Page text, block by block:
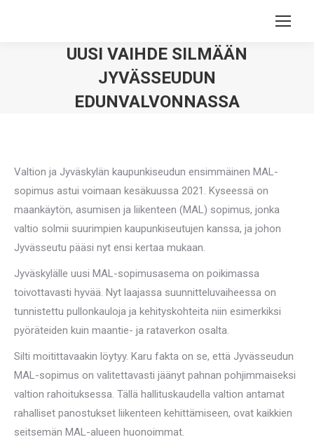
UUSI VAIHDE SILMÄÄN
JYVÄSSEUDUN
EDUNVALVONNASSA
Valtion ja Jyväskylän kaupunkiseudun ensimmäinen MAL-
sopimus astui voimaan kesäkuussa 2021. Kyseessä on
maankäytön, asumisen ja liikenteen (MAL) sopimus, jonka
valtio solmii suurimpien kaupunkiseutujen kanssa, ja johon
Jyvässeutu pääsi nyt ensi kertaa mukaan.
Jyväskylälle uusi MAL-sopimusasema on poikimassa
toivottavasti hyvää. Nyt laajassa suunnitteluvaiheessa on
tunnistettu pullonkauloja ja kehityskohteita niin esimerkiksi
pyöräteiden kuin maantie- ja rataverkon osalta.
Silti moitittavaakin löytyy. Karu fakta on se, että Jyvässeudun
MAL-sopimus on valitettavasti jäänyt pahnan pohjimmaiseksi
valtion rahoituksessa. Tällä hallituskaudella valtion antamat
rahalliset panostukset liikenteen kehittämiseen, ovat kaikkien
seitsemän MAL-alueen huonoimmat.